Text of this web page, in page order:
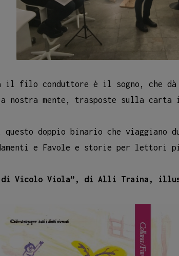
il filo conduttore è il sogno, che
nostra mente, trasposte sulla
questo doppio binario che viaggiano
e Favole e storie per lettori
di Vicolo Viola”, di Alli Traina,